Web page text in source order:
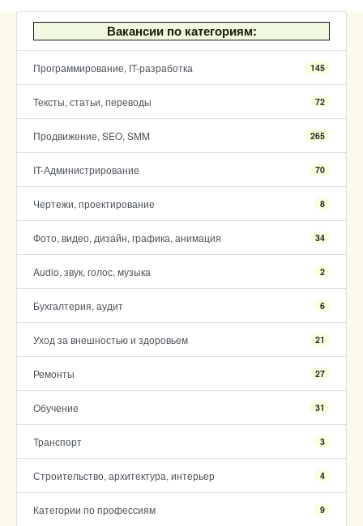
Вакансии по категориям:
Программирование, IT-разработка 145
Тексты, статьи, переводы 72
Продвижение, SEO, SMM 265
IT-Администрирование 70
Чертежи, проектирование 8
Фото, видео, дизайн, графика, анимация 34
Audio, звук, голос, музыка 2
Бухгалтерия, аудит 6
Уход за внешностью и здоровьем 21
Ремонты 27
Обучение 31
Транспорт 3
Строительство, архитектура, интерьер 4
Категории по профессиям 9